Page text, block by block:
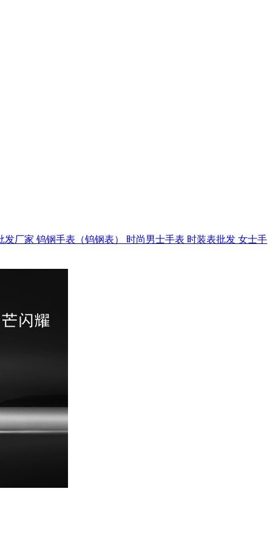
发厂家 钨钢手表（钨钢表） 时尚男士手表 时装表批发 女士手